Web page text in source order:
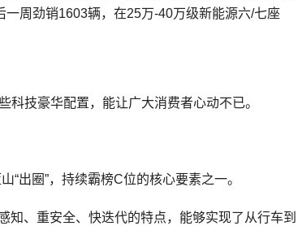
周劲销1603辆，在25万-40万级新能源六/七座
技豪华配置，能让广大消费者心动不已。
“出圈”，持续霸榜C位的核心要素之一。
、重安全、快迭代的特点，能够实现了从行车到